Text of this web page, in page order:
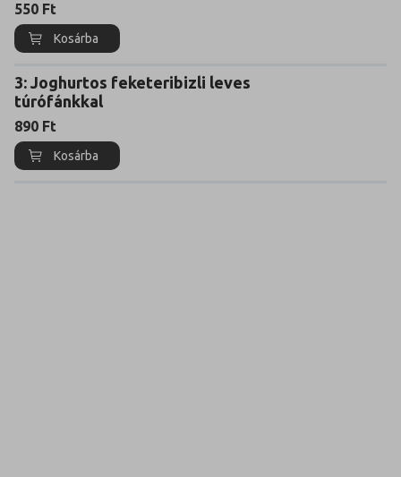
550 Ft
Kosárba
3: Joghurtos feketeribizli leves
túrófánkkal
890 Ft
Kosárba